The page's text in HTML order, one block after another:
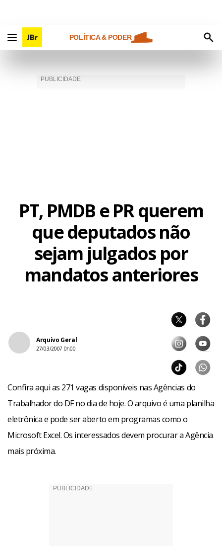
POLÍTICA & PODER
PT, PMDB e PR querem
que deputados não
sejam julgados por
mandatos anteriores
Arquivo Geral
27/03/2007 0h00
Confira aqui as 271 vagas disponíveis nas Agências do
Trabalhador do DF no dia de hoje. O arquivo é uma planilha
eletrônica e pode ser aberto em programas como o
Microsoft Excel. Os interessados devem procurar a Agência
mais próxima.